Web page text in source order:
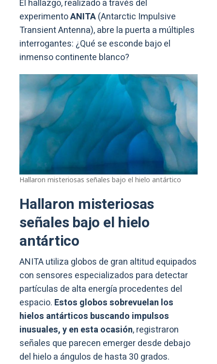
El hallazgo, realizado a través del
experimentoANITA(Antarctic Impulsive
Transient Antenna), abre la puerta a múltiples
interrogantes: ¿Qué se esconde bajo el
inmenso continente blanco?
Hallaron misteriosas señales bajo el hielo antártico
Hallaron misteriosas
señales bajo el hielo
antártico
ANITA utiliza globos de gran altitud equipados
con sensores especializados para detectar
partículas de alta energía procedentes del
espacio. Estos globos sobrevuelan los
hielos antárticos buscando impulsos
inusuales, y en esta ocasión, registraron
señales que parecen emerger desde debajo
del hielo a ángulos de hasta 30 grados.